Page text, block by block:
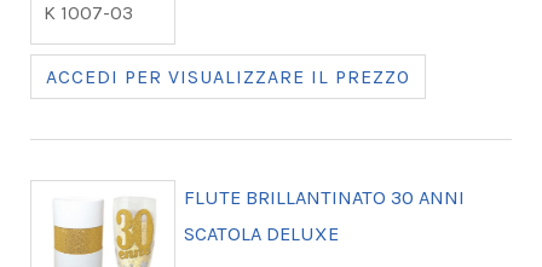
K 1007-03
ACCEDI PER VISUALIZZARE IL PREZZO
FLUTE BRILLANTINATO 30 ANNI
SCATOLA DELUXE